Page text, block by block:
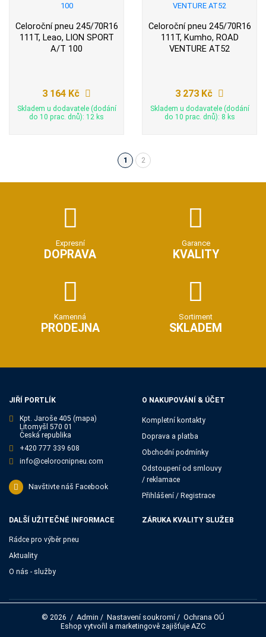
Celoroční pneu 245/70R16
111T, Leao, LION SPORT
A/T 100
3 164 Kč
Skladem u dodavatele (dodání
do 10 prac. dnů): 12 ks
Celoroční pneu 245/70R16
111T, Kumho, ROAD
VENTURE AT52
3 273 Kč
Skladem u dodavatele (dodání
do 10 prac. dnů): 8 ks
1(aktuální)
2
Expresní
DOPRAVA
Garance
KVALITY
Kamenná
PRODEJNA
Sortiment
SKLADEM
JIŘÍ PORTLÍK
Kpt. Jaroše 405 (mapa)
Litomyšl 570 01
Česká republika
+420 777 339 608
info@celorocnipneu.com
Navštivte náš Facebook
O NAKUPOVÁNÍ & ÚČET
Kompletní kontakty
Doprava a platba
Obchodní podmínky
Odstoupení od smlouvy
/ reklamace
Přihlášení / Registrace
DALŠÍ UŽITEČNÉ INFORMACE
Rádce pro výběr pneu
Aktuality
O nás - služby
ZÁRUKA KVALITY SLUŽEB
© 2026 / Admin / Nastavení soukromí/ Ochrana OÚ
Eshop vytvořil a marketingově zajišťuje AZC